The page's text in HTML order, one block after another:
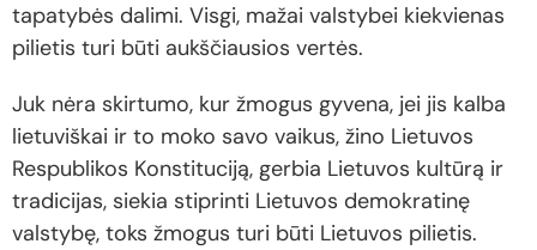
tapatybės dalimi. Visgi, mažai valstybei kiekvienas
pilietis turi būti aukščiausios vertės.
Juk nėra skirtumo, kur žmogus gyvena, jei jis kalba
lietuviškai ir to moko savo vaikus, žino Lietuvos
Respublikos Konstituciją, gerbia Lietuvos kultūrą ir
tradicijas, siekia stiprinti Lietuvos demokratinę
valstybę, toks žmogus turi būti Lietuvos pilietis.